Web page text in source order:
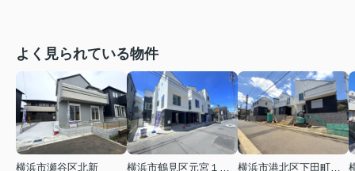
よく見られている物件
横浜市瀬谷区北新